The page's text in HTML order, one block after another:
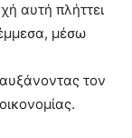
αυτή πλήττει
μέσω
τον